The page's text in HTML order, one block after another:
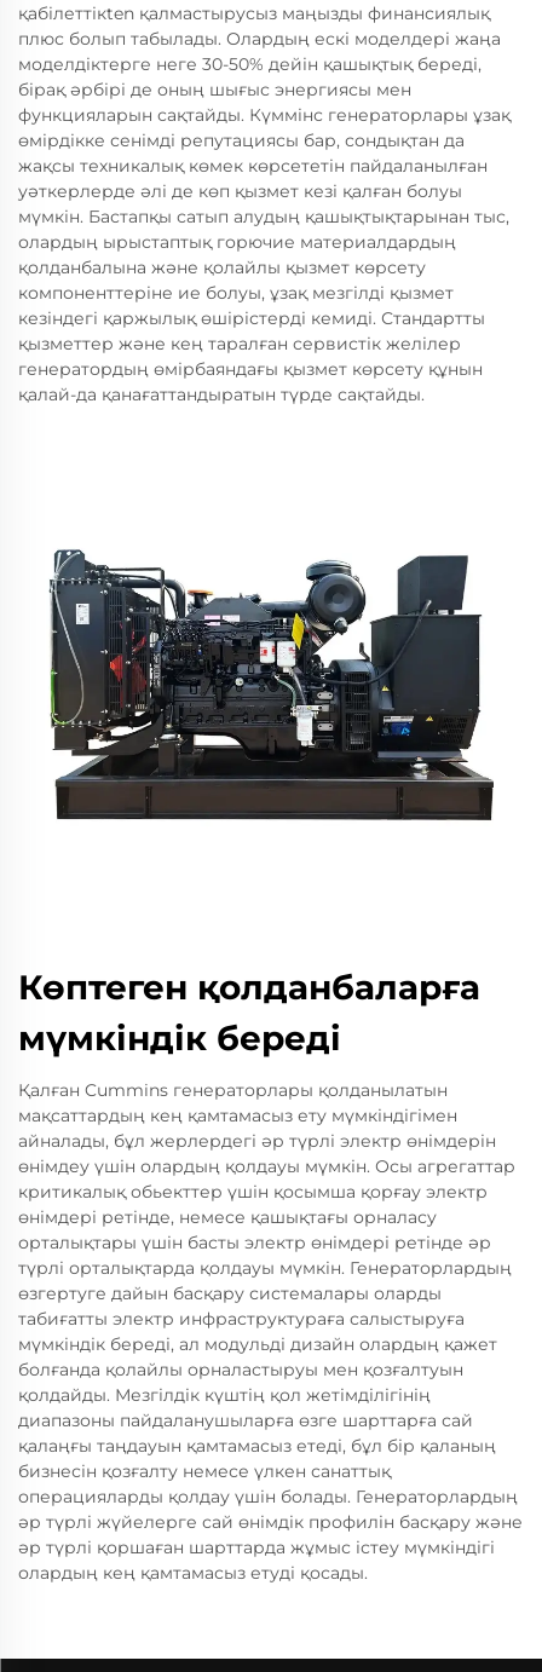
қабілеттікten қалмастырусыз маңызды финансиялық
плюс болып табылады. Олардың ескі моделдері жаңа
моделдіктерге неге 30-50% дейін қашықтық береді,
бірақ әрбірі де оның шығыс энергиясы мен
функцияларын сақтайды. Күммінс генераторлары ұзақ
өмірдікке сенімді репутациясы бар, сондықтан да
жақсы техникалық көмек көрсететін пайдаланылған
уәткерлерде әлі де көп қызмет кезі қалған болуы
мүмкін. Бастапқы сатып алудың қашықтықтарынан тыс,
олардың ырыстаптық горючие материалдардың
қолданбалына және қолайлы қызмет көрсету
компоненттеріне ие болуы, ұзақ мезгілді қызмет
кезіндегі қаржылық өшірістерді кемиді. Стандартты
қызметтер және кең таралған сервистік желілер
генератордың өмірбаяндағы қызмет көрсету құнын
қалай-да қанағаттандыратын түрде сақтайды.
Көптеген қолданбаларға
мүмкіндік береді
Қалған Cummins генераторлары қолданылатын
мақсаттардың кең қамтамасыз ету мүмкіндігімен
айналады, бұл жерлердегі әр түрлі электр өнімдерін
өнімдеу үшін олардың қолдауы мүмкін. Осы агрегаттар
критикалық обьекттер үшін қосымша қорғау электр
өнімдері ретінде, немесе қашықтағы орналасу
орталықтары үшін басты электр өнімдері ретінде әр
түрлі орталықтарда қолдауы мүмкін. Генераторлардың
өзгертуге дайын басқару системалары оларды
табиғатты электр инфраструктураға салыстыруға
мүмкіндік береді, ал модульді дизайн олардың қажет
болғанда қолайлы орналастыруы мен қозғалтуын
қолдайды. Мезгілдік күштің қол жетімділігінің
диапазоны пайдаланушыларға өзге шарттарға сай
қалаңғы таңдауын қамтамасыз етеді, бұл бір қаланың
бизнесін қозғалту немесе үлкен санаттық
операцияларды қолдау үшін болады. Генераторлардың
әр түрлі жүйелерге сай өнімдік профилін басқару және
әр түрлі қоршаған шарттарда жұмыс істеу мүмкіндігі
олардың кең қамтамасыз етуді қосады.